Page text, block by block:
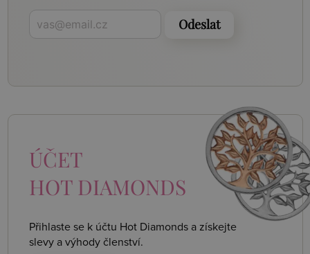
Odeslat
ÚČET
HOT DIAMONDS
Přihlaste se k účtu Hot Diamonds a získejte
slevy a výhody členství.